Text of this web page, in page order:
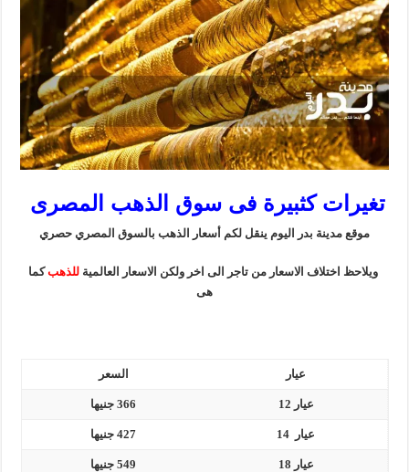
تغيرات كثبيرة فى سوق الذهب المصرى
موقع مدينة بدر اليوم ينقل لكم أسعار الذهب بالسوق المصري حصري
ويلاحظ اختلاف الاسعار من تاجر الى اخر ولكن الاسعار العالمية للذهبكما
هى
عيار السعر
عيار 12 366 جنيها
عيار 14 427 جنيها
عيار 18 549 جنيها